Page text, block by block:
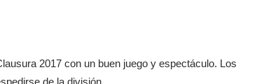
2017 con un buen juego y espectáculo. Los
de la división.